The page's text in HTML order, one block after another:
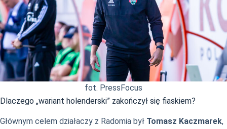
fot. PressFocus
Dlaczego „wariant holenderski” zakończył się fiaskiem?
Głównym celem działaczy z Radomia był Tomasz Kaczmarek,